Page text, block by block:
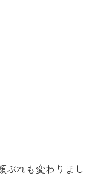
ぶれも変わりまし